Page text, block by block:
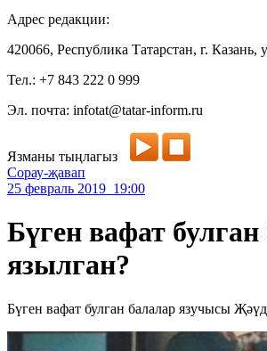
Адрес редакции:
420066, Республика Татарстан, г. Казань,
Тел.: +7 843 222 0 999
Эл. почта: infotat@tatar-inform.ru
Язманы тыңлагыз
Сорау-җавап
25 февраль 2019 19:00
Бүген вафат
язылган?
Бүген вафат булган балалар язучысы